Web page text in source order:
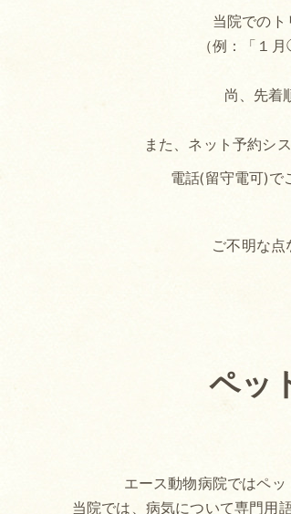
当院での
（例：「１
尚、先着
また、ネット予約シ
電話(留守電可)で
ご不明な
ペッ
エース動物病院ではペ
当院では、病気について専門用